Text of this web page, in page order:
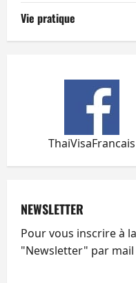
Vie pratique
ThaiVisaFrancais
NEWSLETTER
Pour vous inscrire à
"Newsletter" par mail